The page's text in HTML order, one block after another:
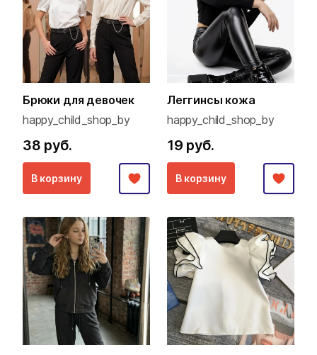
Брюки для девочек
happy_child_shop_by
38 руб.
В корзину
Леггинсы кожа
happy_child_shop_by
19 руб.
В корзину